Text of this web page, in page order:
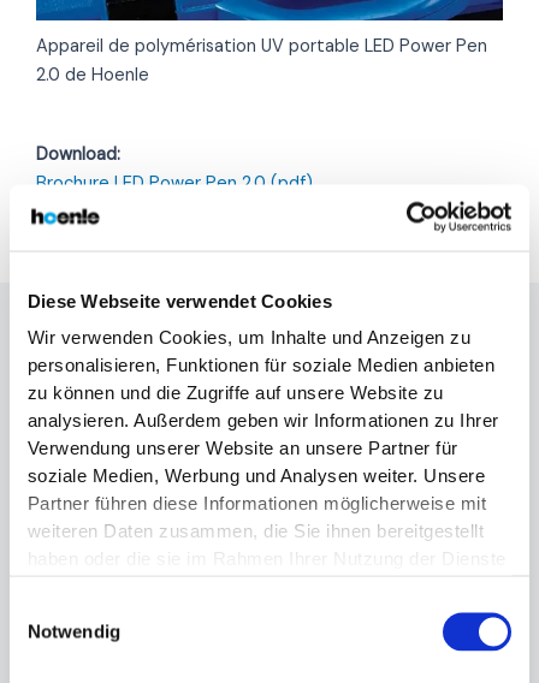
Diese Webseite verwendet Cookies
Wir verwenden Cookies, um Inhalte und Anzeigen zu
personalisieren, Funktionen für soziale Medien anbieten
zu können und die Zugriffe auf unsere Website zu
analysieren. Außerdem geben wir Informationen zu Ihrer
Verwendung unserer Website an unsere Partner für
soziale Medien, Werbung und Analysen weiter. Unsere
Partner führen diese Informationen möglicherweise mit
weiteren Daten zusammen, die Sie ihnen bereitgestellt
haben oder die sie im Rahmen Ihrer Nutzung der Dienste
Endnutzers wird auf US-Servern von Unternehmen mit
Sitz in den USA verarbeitet. Es besteht insbesondere das
Notwendig
Appareil de polymérisation UV portable LED Power Pen
2.0 de Hoenle
Download:
Brochure LED Power Pen 2.0 (pdf)
CONTACT
ET ASSISTANCE
Vous avez des questions ou besoin d’aide concernant
nos solutions de collage ?
Nous sommes là pour vous aider.